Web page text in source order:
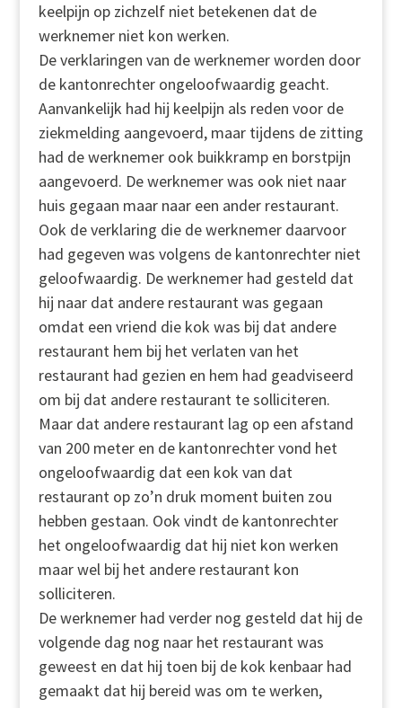
keelpijn op zichzelf niet betekenen dat de
werknemer niet kon werken.
De verklaringen van de werknemer worden door
de kantonrechter ongeloofwaardig geacht.
Aanvankelijk had hij keelpijn als reden voor de
ziekmelding aangevoerd, maar tijdens de zitting
had de werknemer ook buikkramp en borstpijn
aangevoerd. De werknemer was ook niet naar
huis gegaan maar naar een ander restaurant.
Ook de verklaring die de werknemer daarvoor
had gegeven was volgens de kantonrechter niet
geloofwaardig. De werknemer had gesteld dat
hij naar dat andere restaurant was gegaan
omdat een vriend die kok was bij dat andere
restaurant hem bij het verlaten van het
restaurant had gezien en hem had geadviseerd
om bij dat andere restaurant te solliciteren.
Maar dat andere restaurant lag op een afstand
van 200 meter en de kantonrechter vond het
ongeloofwaardig dat een kok van dat
restaurant op zo’n druk moment buiten zou
hebben gestaan. Ook vindt de kantonrechter
het ongeloofwaardig dat hij niet kon werken
maar wel bij het andere restaurant kon
solliciteren.
De werknemer had verder nog gesteld dat hij de
volgende dag nog naar het restaurant was
geweest en dat hij toen bij de kok kenbaar had
gemaakt dat hij bereid was om te werken,